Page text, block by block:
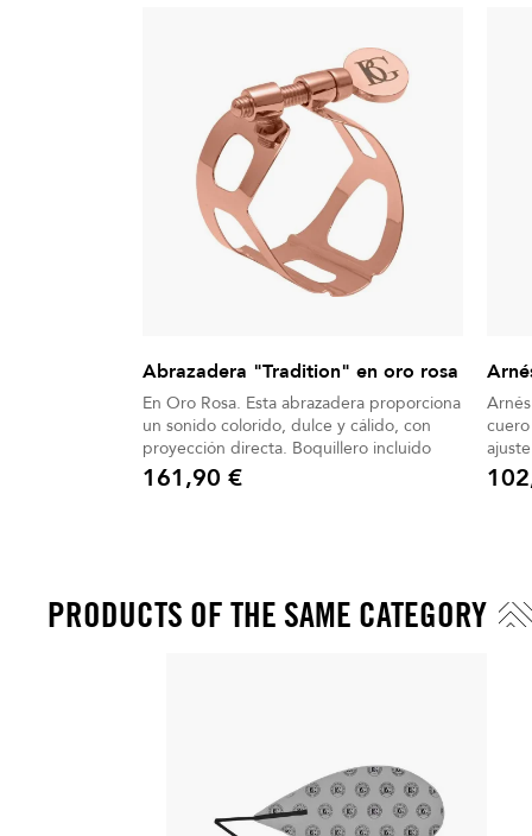
Abrazadera "Tradition" en oro rosa
En Oro Rosa. Esta abrazadera proporciona
un sonido colorido, dulce y cálido, con
proyección directa. Boquillero incluido
Precio
161,90 € Precio
PRODUCTS OF THE SAME CATEGORY